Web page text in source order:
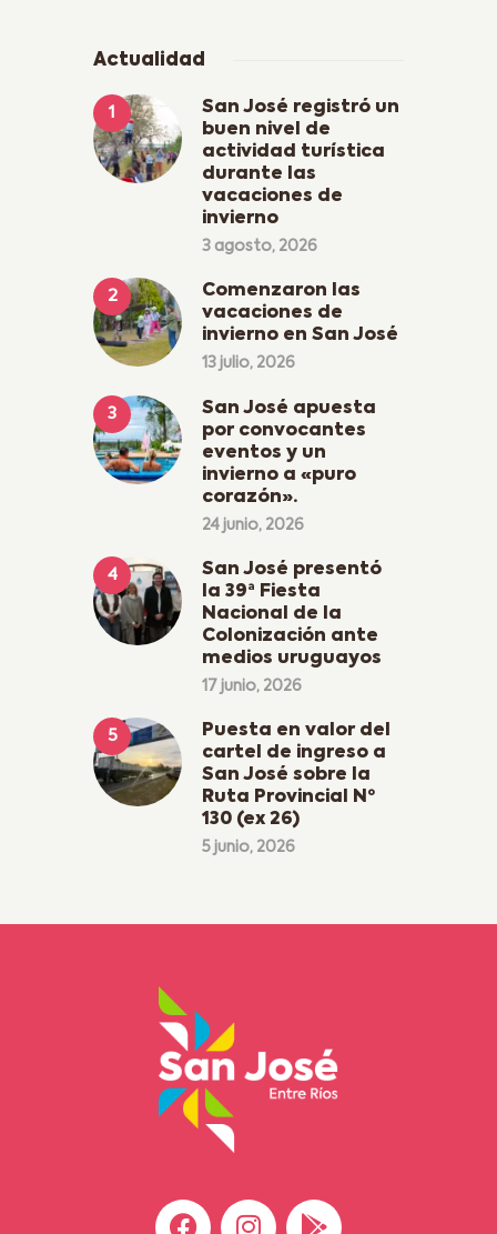
Actualidad
San José registró un
buen nivel de
actividad turística
durante las
vacaciones de
invierno
3 agosto, 2026
Comenzaron las
vacaciones de
invierno en San José
13 julio, 2026
San José apuesta
por convocantes
eventos y un
invierno a «puro
corazón».
24 junio, 2026
San José presentó
la 39ª Fiesta
Nacional de la
Colonización ante
medios uruguayos
17 junio, 2026
Puesta en valor del
cartel de ingreso a
San José sobre la
Ruta Provincial Nº
130 (ex 26)
5 junio, 2026